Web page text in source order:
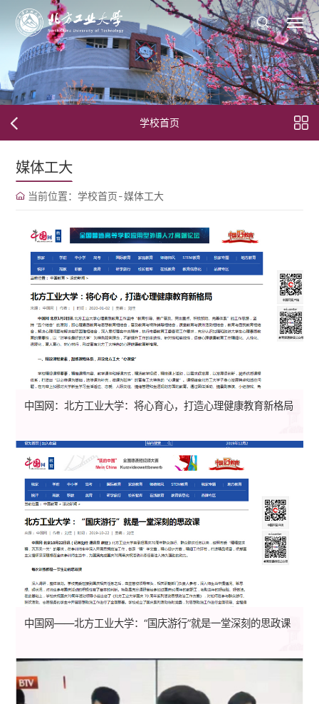
学校首页
媒体工大
当前位置： 学校首页-媒体工大
中国网：北方工业大学：将心育心，打造心理健康教育新格局
中国网——北方工业大学：“国庆游行”就是一堂深刻的思政课